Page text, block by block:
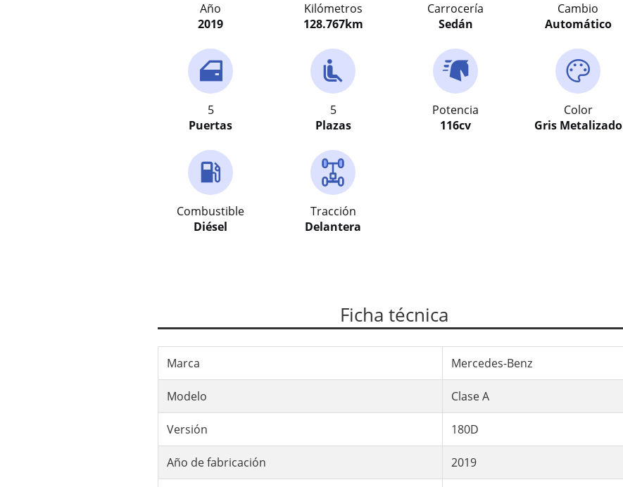
Año
2019
Kilómetros
128.767km
Carrocería
Sedán
Cambio
Automático
5
Puertas
5
Plazas
Potencia
116cv
Color
Gris Metalizado
Combustible
Diésel
Tracción
Delantera
Ficha técnica
Marca Mercedes-Benz
Modelo Clase A
Versión 180D
Año de fabricación 2019